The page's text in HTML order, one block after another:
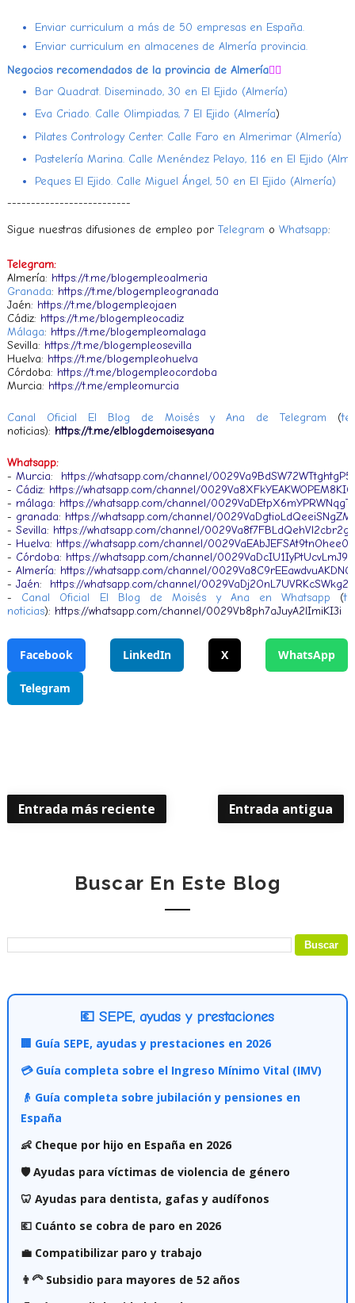
Enviar curriculum a más de 50 empresas en España.
Enviar curriculum en almacenes de Almería provincia.
Negocios recomendados de la provincia de Almería👇🏻
Bar Quadrat. Diseminado, 30 en El Ejido (Almería)
Eva Criado. Calle Olimpiadas, 7 El Ejido (Almería)
Pilates Contrology Center. Calle Faro en Almerimar (Almería)
Pastelería Marina. Calle Menéndez Pelayo, 116 en El Ejido
Peques El Ejido. Calle Miguel Ángel, 50 en El Ejido (Almería)
--------------------------
Sigue nuestras difusiones de empleo por Telegram o Whatsapp:
Telegram:
Almería: https://t.me/blogempleoalmeria
Granada: https://t.me/blogempleogranada
Jaén: https://t.me/blogempleojaen
Cádiz: https://t.me/blogempleocadiz
Málaga: https://t.me/blogempleomalaga
Sevilla: https://t.me/blogempleosevilla
Huelva: https://t.me/blogempleohuelva
Córdoba: https://t.me/blogempleocordoba
Murcia: https://t.me/empleomurcia
Canal Oficial El Blog de Moisés y Ana de Telegram (
noticias): https://t.me/elblogdemoisesyana
Whatsapp:
- Murcia:
https://whatsapp.com/channel/
- Cádiz: https://whatsapp.com/channel/
- málaga: https://whatsapp.com/channel/
- granada: https://whatsapp.com/channel/
- Sevilla: https://whatsapp.com/channel/0029Va8f7FBLdQehVl2cbr2g
- Huelva: https://whatsapp.com/channel/0029VaEAbJEFSAt9tnOhee02
- Córdoba: https://whatsapp.com/channel/
- Almería: https://whatsapp.com/channel/
- Jaén:
https://whatsapp.com/channel/0029VaDj2OnL7UVRKcSWkg26
- Canal Oficial El Blog de Moisés y Ana en Whatsapp (
noticias): https://whatsapp.com/channel/0029Vb8ph7aJuyA2lImiKI3i
Facebook LinkedIn X WhatsApp
Telegram
Entrada más reciente Entrada antigua
Buscar En Este Blog
💶 SEPE, ayudas y prestaciones
🏢 Guía SEPE, ayudas y prestaciones en 2026
💳 Guía completa sobre el Ingreso Mínimo Vital (IMV)
👴 Guía completa sobre jubilación y pensiones en
España
👶 Cheque por hijo en España en 2026
🛡️ Ayudas para víctimas de violencia de género
🦷 Ayudas para dentista, gafas y audífonos
💶 Cuánto se cobra de paro en 2026
💼 Compatibilizar paro y trabajo
👨‍🦳 Subsidio para mayores de 52 años